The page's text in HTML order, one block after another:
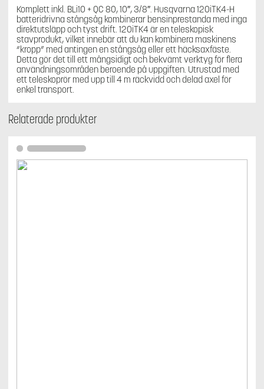
Komplett inkl. BLi10 + QC 80, 10″, 3/8″. Husqvarna 120iTK4-H
batteridrivna stångsåg kombinerar bensinprestanda med inga
direktutsläpp och tyst drift. 120iTK4 är en teleskopisk
stavprodukt, vilket innebär att du kan kombinera maskinens
“kropp” med antingen en stångsåg eller ett häcksaxfäste.
Detta gör det till ett mångsidigt och bekvämt verktyg för flera
användningsområden beroende på uppgiften. Utrustad med
ett teleskoprör med upp till 4 m räckvidd och delad axel för
enkel transport.
Relaterade produkter